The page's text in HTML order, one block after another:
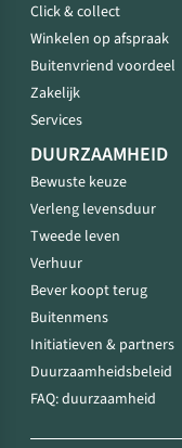
Click & collect
Winkelen op afspraak
Buitenvriend voordeel
Zakelijk
Services
DUURZAAMHEID
Bewuste keuze
Verleng levensduur
Tweede leven
Verhuur
Bever koopt terug
Buitenmens
Initiatieven & partners
Duurzaamheidsbeleid
FAQ: duurzaamheid